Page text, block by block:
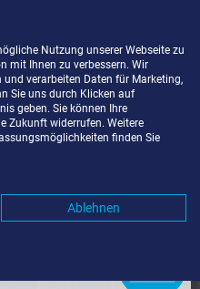
(73340)
mit Extraraum
Nutzung unserer Webseite zu
mit Ihnen zu verbessern. Wir
verarbeiten Daten für Marketing,
Sie uns durch Klicken auf
geben. Sie können Ihre
Zukunft widerrufen. Weitere
finden Sie
Ablehnen